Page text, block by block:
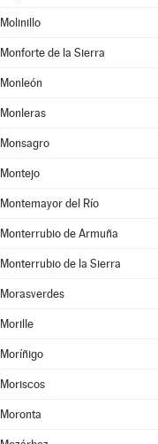
Molinillo
Monforte de la Sierra
Monleón
Monleras
Monsagro
Montejo
Montemayor del Río
Monterrubio de Armuña
Monterrubio de la Sierra
Morasverdes
Morille
Moríñigo
Moriscos
Moronta